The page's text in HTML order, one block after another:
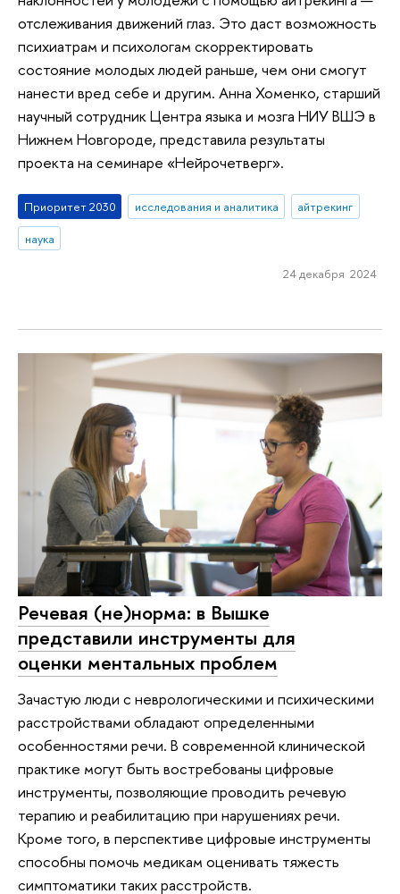
отслеживания движений глаз. Это даст возможность
психиатрам и психологам скорректировать
состояние молодых людей раньше, чем они смогут
нанести вред себе и другим. Анна Хоменко, старший
научный сотрудник Центра языка и мозга НИУ ВШЭ в
Нижнем Новгороде, представила результаты
проекта на семинаре «Нейрочетверг».
Приоритет 2030 исследования и аналитика
айтрекинг
наука
24 декабря 2024
Речевая (не)норма: в Вышке
представили инструменты для
оценки ментальных проблем
Зачастую люди с неврологическими и психическими
расстройствами обладают определенными
особенностями речи. В современной клинической
практике могут быть востребованы цифровые
инструменты, позволяющие проводить речевую
терапию и реабилитацию при нарушениях речи.
Кроме того, в перспективе цифровые инструменты
способны помочь медикам оценивать тяжесть
симптоматики таких расстройств.